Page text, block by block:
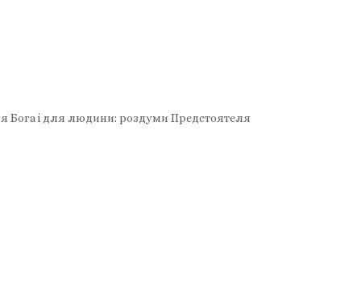
Бога і для людини: роздуми Предстоятеля